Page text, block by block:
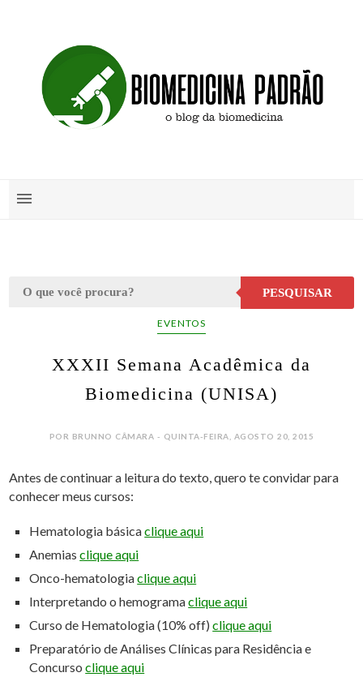
PESQUISAR
EVENTOS
XXXII Semana Acadêmica da
Biomedicina (UNISA)
POR BRUNNO CÂMARA - QUINTA-FEIRA, AGOSTO 20, 2015
Antes de continuar a leitura do texto, quero te convidar para
conhecer meus cursos:
Hematologia básicaclique aqui
Anemiasclique aqui
Onco-hematologiaclique aqui
Interpretando o hemogramaclique aqui
Curso de Hematologia (10% off)clique aqui
Preparatório de Análises Clínicas para Residência e
Concursoclique aqui